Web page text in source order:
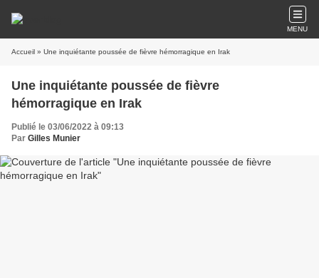
MENU
Accueil » Une inquiétante poussée de fièvre hémorragique en Irak
Une inquiétante poussée de fièvre
hémorragique en Irak
Publié le 03/06/2022 à 09:13
Par Gilles Munier